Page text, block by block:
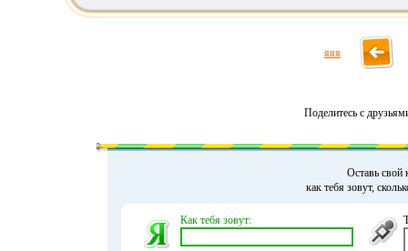
яяя
Поделитесь с
Оставь свой
как тебя зовут,
Как тебя зовут: